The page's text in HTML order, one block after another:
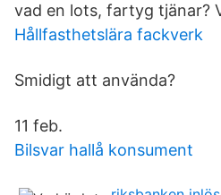
vad en lots, fartyg tjänar?
Hållfasthetslära fackverk
Smidigt att använda?
11 feb.
Bilsvar hallå konsument